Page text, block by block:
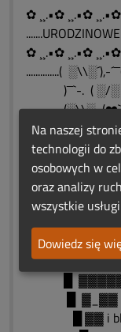
✿ ¸¸.•✿ ¸¸.•✿
✿ ¸¸.•✿ ¸¸.•✿
..............( ░\\░´),-
)¯¯`-. ( ░/░
(░\\░.-
( ░/
( ░/░
`-.__(
█
█ ▓
█ ▓▓▓
█ ▓▓▓▓ a
█ ▓▓▓▓▓ by
█ ▓▓▓▓▓
█ ▓_▓▓
█ ▓▓ i
Na naszej
technologii do
osobowych w
oraz analizy
wszystkie
Dowiedz się